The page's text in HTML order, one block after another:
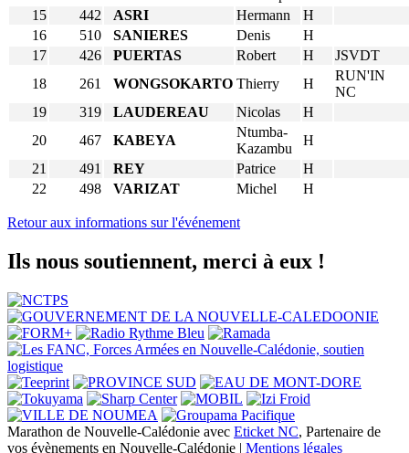
15
442 ASRI Hermann
H
16
510 SANIERES Denis
H
17
426 PUERTAS Robert H
JSVDT
18
261 WONGSOKARTO Thierry H
RUN'IN
NC
19
319 LAUDEREAU Nicolas
H
20
467 KABEYA
Ntumba-
Kazambu
H
21
491 REY Patrice
H
22
498 VARIZAT Michel H
Retour aux informations sur l'événement
Ils nous soutiennent, merci à eux !
Marathon de Nouvelle-Calédonie avec Eticket NC, Partenaire de
vos évènements en Nouvelle-Calédonie | Mentions légales